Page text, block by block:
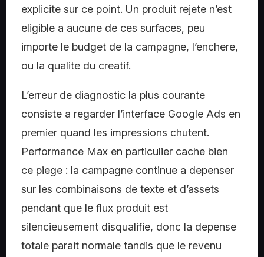
explicite sur ce point. Un produit rejete n’est
eligible a aucune de ces surfaces, peu
importe le budget de la campagne, l’enchere,
ou la qualite du creatif.
L’erreur de diagnostic la plus courante
consiste a regarder l’interface Google Ads en
premier quand les impressions chutent.
Performance Max en particulier cache bien
ce piege : la campagne continue a depenser
sur les combinaisons de texte et d’assets
pendant que le flux produit est
silencieusement disqualifie, donc la depense
totale parait normale tandis que le revenu